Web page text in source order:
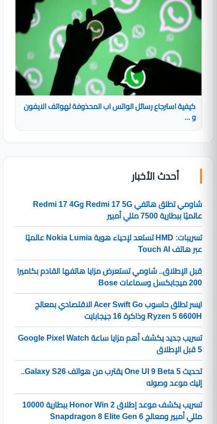
كيفية استرجاع رسائل الواتس اب المحذوفة لهواتف الايفون
و ...
أحدث الأخبار
شاومي تطلق هاتفي Redmi 17 5G وRedmi 17 4G
عالميًا ببطارية 7500 مللي أمبير
تسريبات: HMD تستعد لإحياء هوية Nokia Lumia عالميًا
عبر هاتف Touch AI
قبل الإطلاق.. شاومي تستعرض مزايا هاتفها القادم بكاميرا
200 ميجابكسل وسماعات Bose
ايسر تطلق حاسوب Acer Swift Go الاقتصادي بمعالج
Ryzen 5 6600H وذاكرة 16 جيجابايت
تسريب جديد يكشف أهم مزايا ساعة Google Pixel Watch
5 قبل الإطلاق
تحديث One UI 9 Beta 5 يقترب من هواتف Galaxy S26..
إليك موعد وصوله
تسريب يكشف موعد إطلاق Honor Win 2 ببطارية 10000
مللي أمبير ومعالج Snapdragon 8 Elite Gen 6